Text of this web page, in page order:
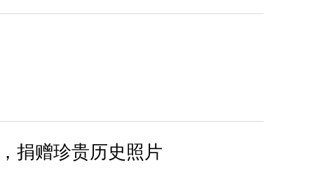
捐赠珍贵历史照片